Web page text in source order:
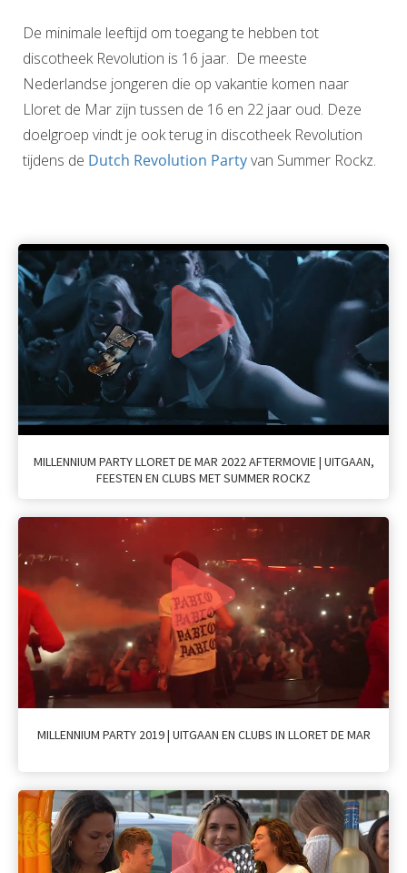
De minimale leeftijd om toegang te hebben tot
discotheek Revolution is 16 jaar. De meeste
Nederlandse jongeren die op vakantie komen naar
Lloret de Mar zijn tussen de 16 en 22 jaar oud. Deze
doelgroep vindt je ook terug in discotheek Revolution
tijdens de Dutch Revolution Partyvan Summer Rockz.
MILLENNIUM PARTY LLORET DE MAR 2022 AFTERMOVIE | UITGAAN,
FEESTEN EN CLUBS MET SUMMER ROCKZ
MILLENNIUM PARTY 2019 | UITGAAN EN CLUBS IN LLORET DE MAR